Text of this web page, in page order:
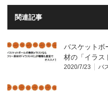
関連記事
バスケットボ
材の「イラス
2020/7/23 バ